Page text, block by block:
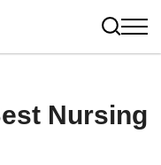
Nursing